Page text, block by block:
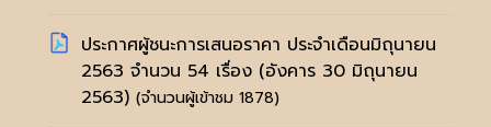
ประกาศผู้ชนะการเสนอราคา ประจำเดือนมิถุนายน
2563 จำนวน 54 เรื่อง (อังคาร 30 มิถุนายน
2563) (จำนวนผู้เข้าชม 1878)